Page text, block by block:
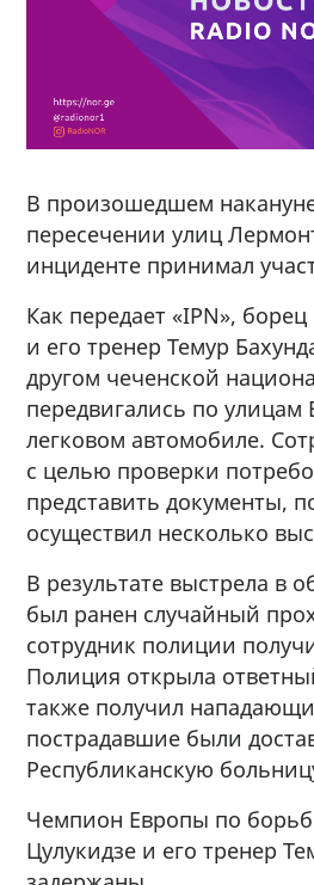
В произошедшем
пересечении улиц
инциденте принимал
Как передает «IPN»,
и его тренер Темур
другом чеченской
передвигались по улицам
легковом автомобиле.
с целью проверки
представить документы,
осуществил несколько
В результате выстрела в
был ранен случайный
сотрудник полиции
Полиция открыла
также получил
пострадавшие были
Республиканскую
Чемпион Европы по
Цулукидзе и его тренер